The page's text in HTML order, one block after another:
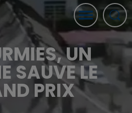
UN
SAUVE LE
PRIX